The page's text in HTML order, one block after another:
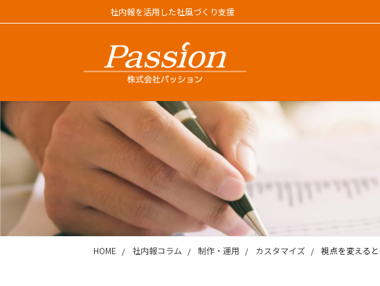
ン
移
動
ビ
ン
に
移
社内報を活用した社風づくり支援
HOME 社内報コラム 制作・運用 カスタマイズ 視点を変える